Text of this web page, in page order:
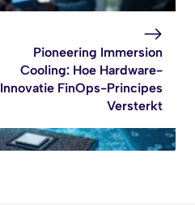
Pioneering Immersion
Cooling: Hoe Hardware-
Innovatie FinOps-Principes
Versterkt